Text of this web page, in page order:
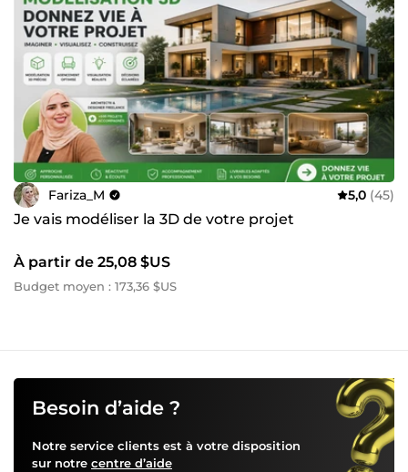
Fariza_M 5,0 (45)
Je vais modéliser la 3D de votre projet
À partir de 25,08 $US
Budget moyen : 173,36 $US
Besoin d’aide ?
Notre service clients est à votre disposition
sur notre centre d’aide